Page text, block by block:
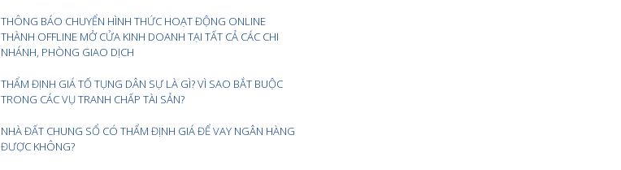
THÔNG BÁO CHUYỂN HÌNH THỨC HOẠT ĐỘNG ONLINE
THÀNH OFFLINE MỞ CỬA KINH DOANH TẠI TẤT CẢ CÁC CHI
NHÁNH, PHÒNG GIAO DỊCH
THẨM ĐỊNH GIÁ TỐ TỤNG DÂN SỰ LÀ GÌ? VÌ SAO BẮT BUỘC
TRONG CÁC VỤ TRANH CHẤP TÀI SẢN?
NHÀ ĐẤT CHUNG SỔ CÓ THẨM ĐỊNH GIÁ ĐỂ VAY NGÂN HÀNG
ĐƯỢC KHÔNG?